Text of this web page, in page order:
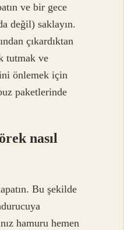
ve bir gece
değil) saklayın.
çıkardıktan
tutmak ve
önlemek için
paketlerinde
nasıl
Bu şekilde
hamuru hemen